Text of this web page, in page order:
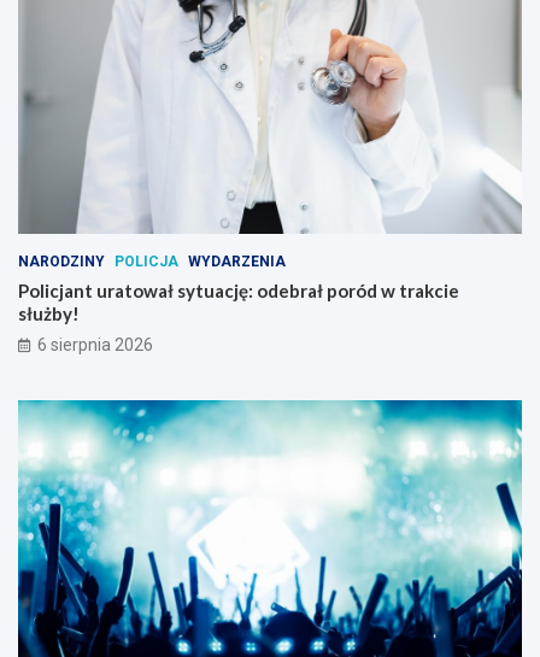
NARODZINY POLICJA WYDARZENIA
Policjant uratował sytuację: odebrał poród w trakcie
służby!
6 sierpnia 2026